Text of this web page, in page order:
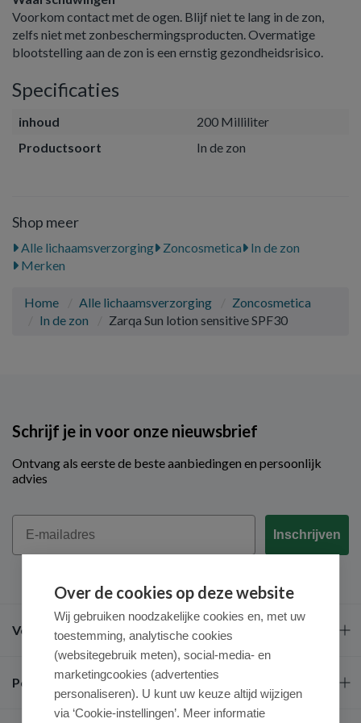
Voorkom contact met de ogen. Blijf niet te lang in de zon,
zelfs niet met zonbeschermingsproducten. Overmatige
blootstelling aan de zon is een ernstig gezondheidsrisico.
Specificaties
inhoud
200 Milliliter
Productsoort
In de zon
Shop meer
Alle lichaamsverzorging Zoncosmetica
In de zon
Merken
Home Alle lichaamsverzorging
Zoncosmetica
In de zon
Zarqa Sun lotion sensitive SPF30
Schrijf je in voor onze nieuwsbrief
Ontvang als eerste de beste aanbiedingen en persoonlijk
advies
Email
Inschrijven
Veel gestelde vragen
Populaire merken
Over de cookies op deze website
Wij gebruiken noodzakelijke cookies en, met uw
toestemming, analytische cookies
(websitegebruik meten), social-media- en
marketingcookies (advertenties
personaliseren). U kunt uw keuze altijd wijzigen
via ‘Cookie-instellingen’. Meer informatie